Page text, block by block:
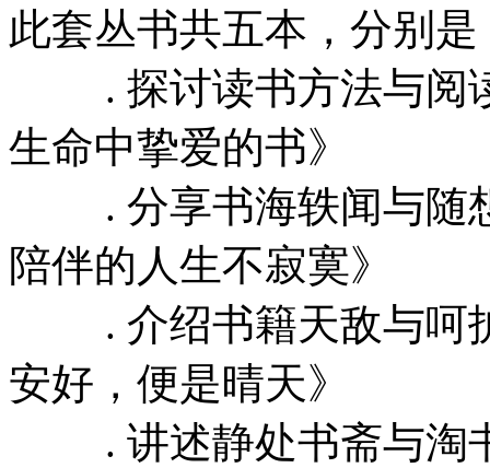
此套丛书共五本，分别是
. 探讨读书方法与阅
生命中挚爱的书》
. 分享书海轶闻与随
陪伴的人生不寂寞》
. 介绍书籍天敌与呵
安好，便是晴天》
. 讲述静处书斋与淘